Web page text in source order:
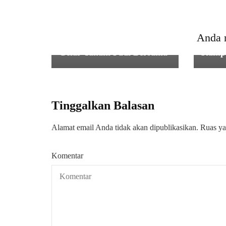
Anda
Gelar Tanam Padi Bersama
Tinggalkan Balasan
Alamat email Anda tidak akan dipublikasikan. Ruas
Komentar